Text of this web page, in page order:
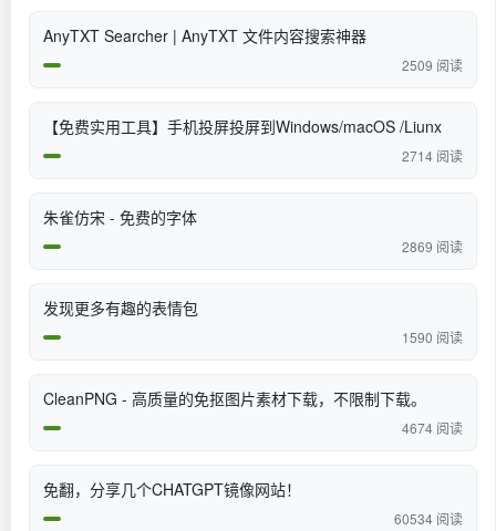
AnyTXT Searcher | AnyTXT 文件内容搜索神器
2509 阅读
【免费实用工具】手机投屏投屏到Windows/macOS /Liunx
2714 阅读
朱雀仿宋 - 免费的字体
2869 阅读
发现更多有趣的表情包
1590 阅读
CleanPNG - 高质量的免抠图片素材下载，不限制下载。
4674 阅读
免翻，分享几个CHATGPT镜像网站！
60534 阅读